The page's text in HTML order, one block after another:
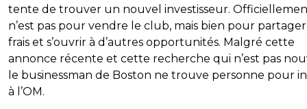
tente de trouver un nouvel investisseur.
n’est pas pour vendre le club, mais bien pour
frais et s’ouvrir à d’autres opportunités. Malgré cette
annonce récente et cette recherche qui n’est pas
le businessman de Boston ne trouve personne pour
à l’OM.